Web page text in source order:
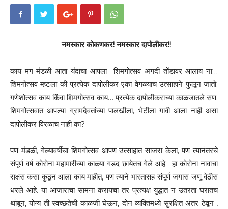
नमस्कार कोकणकर!नमस्कार दापोलीकर!!
काय मग मंडळी आता यंदाचा आपला शिमगोत्सव अगदी तोंडावर आलाय ना…
शिमगोत्सव म्हटला की प्रत्येक दापोलीकर एका वेगळ्याच उत्साहाने फुलून जातो.
गणेशोत्सव काय किंवा शिमगोत्सव काय… प्रत्येक दापोलीकराच्या काळजातले सण.
शिमगोत्सवात आपल्या ग्रामदैवतांच्या पालखीला, भेटीला गावी आला नाही असा
दापोलीकर विरळाच नाही का?
पण मंडळी, गेल्यावर्षीचा शिमगोत्सव आपण उत्साहात साजरा केला, पण त्यानंतरचे
संपूर्ण वर्ष कोरोना महामारीच्या काळ्या गडद छायेतच गेले आहे. हा कोरोना नावाचा
राक्षस कसा कुठून आला काय माहीत, पण त्याने भारतासह संपूर्ण जगास जणू वेठीस
धरले आहे. या आजाराचा सामना करायचा तर प्रत्यक्ष युद्धात न उतरता घरातच
थांबून, योग्य ती स्वच्छतेची काळजी घेऊन, दोन व्यक्तिंमध्ये सुरक्षित अंतर ठेवून ,